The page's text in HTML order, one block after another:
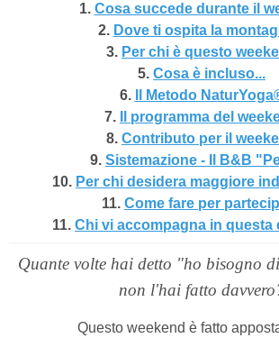
1. Cosa succede durante il
2. Dove ti ospita la
3. Per chi è questo
5. Cosa è incluso...
6.
Il Metodo
7.
Il programma del
8. Contributo per il
9. Sistemazione - Il B&B
10. Per chi desidera maggiore
11. Come fare per
11. Chi vi accompagna in questa
Quante volte hai detto "ho bisogno
non l'hai fatto
Questo weekend è fatto